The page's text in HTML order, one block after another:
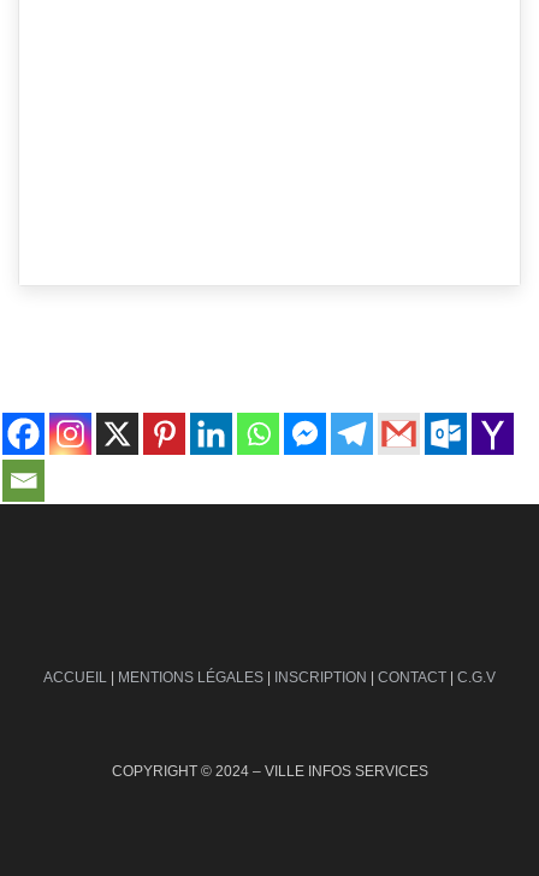
ACCUEIL | MENTIONS LÉGALES | INSCRIPTION | CONTACT | C.G.V
COPYRIGHT © 2024 – VILLE INFOS SERVICES